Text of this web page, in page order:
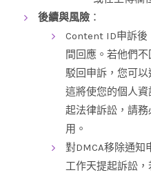
後續與風險 ：
Content ID申訴後
間回應。若他們
駁回申訴，您可以
這將使您的個人
起法律訴訟，請
用。
對DMCA移除通知
工作天提起訴訟